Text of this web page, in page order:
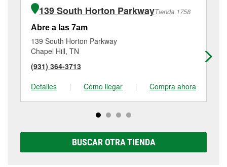
139 South Horton ParkwayTienda 1758
Abre a las 7am
139 South Horton Parkway
Chapel Hill, TN
(931) 364-3713
Detalles
| Cómo llegar | Compra ahora
BUSCAR OTRA TIENDA